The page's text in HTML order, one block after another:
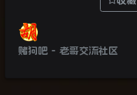
赌狗吧 - 老哥交流社区